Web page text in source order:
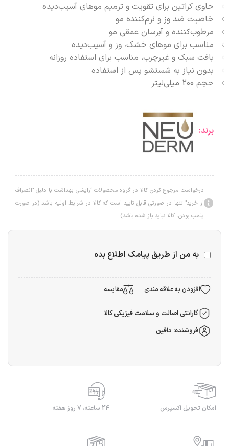
حاوی کراتین برای تقویت و ترمیم موهای آسیب‌دیده
خاصیت ضد وز و نرم‌کننده مو
مرطوب‌کننده و آبرسان عمقی مو
مناسب برای موهای خشک، وز و آسیب‌دیده
بافت سبک و غیرچرب، مناسب برای استفاده روزانه
بدون نیاز به شستشو پس از استفاده
حجم 200 میلی‌لیتر
برند:
درخواست مرجوع کردن کالا در گروه محصولات آرایشی بهداشت با دلیل "انصراف
از خرید" تنها در صورتی قابل تایید است که کالا در شرایط اولیه باشد (در صورت
پلمپ بودن، کالا نباید باز شده باشد).
به من از طریق پیامک اطلاع بده
افزودن به علاقه مندی مقایسه
گارانتی اصالت و سلامت فیزیکی کالا
فروشنده: دافین
امکان تحویل اکسپرس 24 ساعته، 7 روز هفته